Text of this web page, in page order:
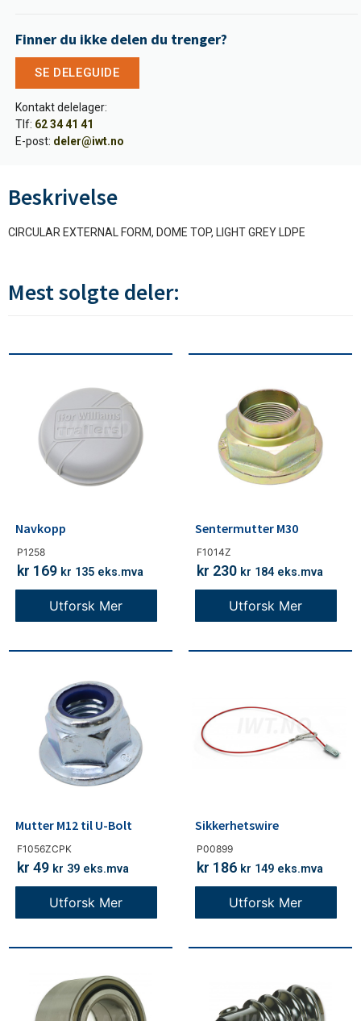
Finner du ikke delen du trenger?
SE DELEGUIDE
Kontakt delelager:
Tlf: 62 34 41 41
E-post: deler@iwt.no
Beskrivelse
CIRCULAR EXTERNAL FORM, DOME TOP, LIGHT GREY LDPE
Mest solgte deler:
P1258
Navkopp
kr 169 kr 135 eks.mva
Utforsk Mer
F1014Z
Sentermutter M30
kr 230 kr 184 eks.mva
Utforsk Mer
F1056ZCPK
Mutter M12 til U-Bolt
kr 49 kr 39 eks.mva
Utforsk Mer
P00899
Sikkerhetswire
kr 186 kr 149 eks.mva
Utforsk Mer